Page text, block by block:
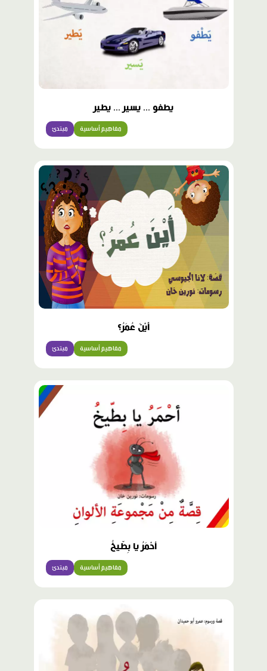
يطفو ... يسير ... يطير
مبتدئ مفاهيم أساسية
أَيْنَ عُمَرُ؟
مبتدئ مفاهيم أساسية
أحْمَرُ يا بِطّيخُ
مبتدئ مفاهيم أساسية